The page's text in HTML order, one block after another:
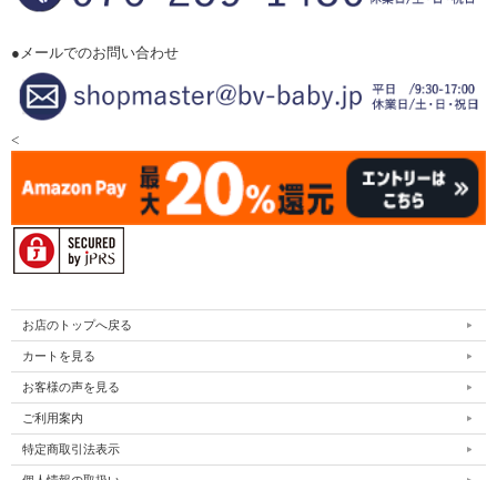
●メールでのお問い合わせ
<
お店のトップへ戻る
カートを見る
お客様の声を見る
ご利用案内
特定商取引法表示